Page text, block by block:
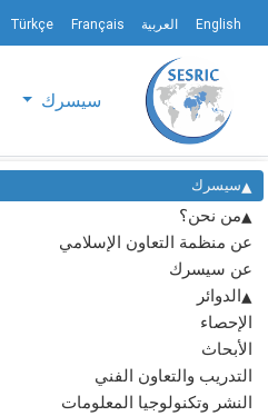
English العربية Français
Türkçe
سيسرك
سيسرك
من نحن؟
عن منظمة التعاون الإسلامي
عن سيسرك
الدوائر
الإحصاء
الأبحاث
التدريب والتعاون الفني
النشر وتكنولوجيا المعلومات